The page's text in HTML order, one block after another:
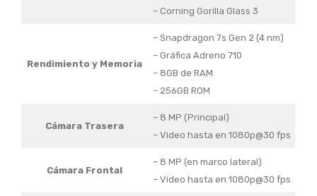
– Corning Gorilla Glass 3
Rendimiento y Memoria
– Snapdragon 7s Gen 2 (4 nm)
– Gráfica Adreno 710
– 8GB de RAM
– 256GB ROM
Cámara Trasera
– 8 MP (Principal)
– Video hasta en 1080p@30 fps
Cámara Frontal
– 8 MP (en marco lateral)
– Video hasta en 1080p@30 fps